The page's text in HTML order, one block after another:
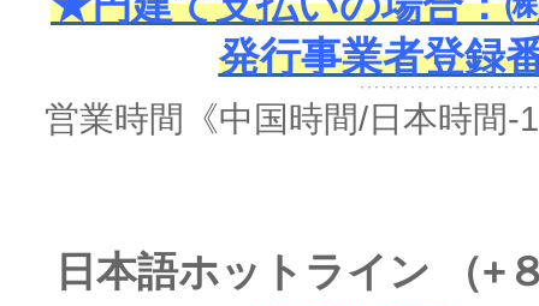
発行事業者登録
営業時間 《中国時間/日本時間-
日本語ホットライン （+